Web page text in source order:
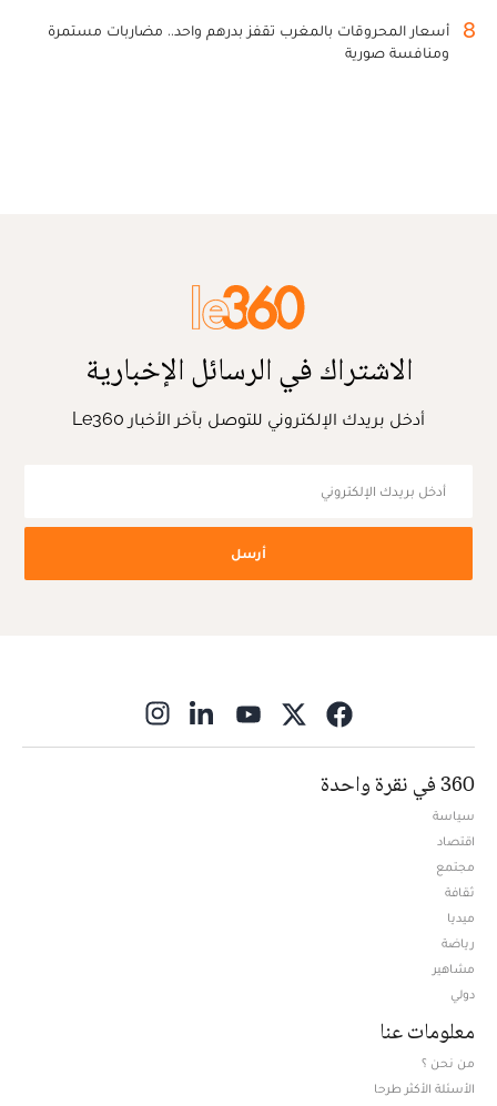
8
أسعار المحروقات بالمغرب تقفز بدرهم واحد.. مضاربات مستمرة
ومنافسة صورية
الاشتراك في الرسائل الإخبارية
أدخل بريدك الإلكتروني للتوصل بآخر الأخبار Le360
أرسل
360 في نقرة واحدة
سياسة
اقتصاد
مجتمع
ثقافة
ميديا
رياضة
مشاهير
دولي
معلومات عنا
من نحن ؟
الأسئلة الأكثر طرحا